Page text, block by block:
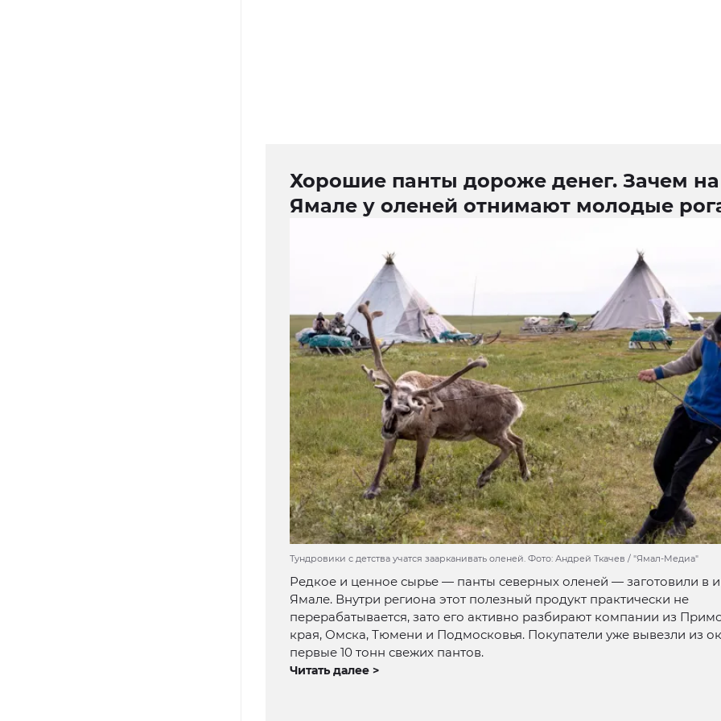
Хорошие панты дороже денег. Зачем на
Ямале у оленей отнимают молодые
Тундровики с детства учатся заарканивать оленей. Фото: Андрей Ткачев / "Ямал-Медиа"
Редкое и ценное сырье — панты северных оленей — заготовили в
Ямале. Внутри региона этот полезный продукт практически не
перерабатывается, зато его активно разбирают компании из
края, Омска, Тюмени и Подмосковья. Покупатели уже вывезли из
первые 10 тонн свежих пантов.
Читать далее >